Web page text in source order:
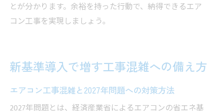
とが分かります。余裕を持った行動で、納得できるエア
コン工事を実現しましょう。
新基準導入で増す工事混雑への備え方
エアコン工事混雑と2027年問題への対策方法